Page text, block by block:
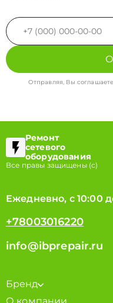
Отправляя, Вы
Ремонт
сетевого
оборудования
Все правы защищены (с)
Ежедневно, с 10:00
+78003016220
info@ibprepair.ru
Бренд